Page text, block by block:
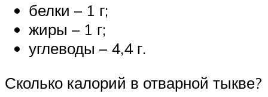
белки – 1 г;
жиры – 1 г;
углеводы – 4,4 г.
Сколько калорий в отварной тыкве?